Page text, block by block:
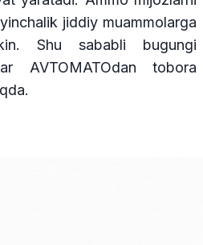
jiddiy muammolarga
Shu sababli bugungi
AVTOMATOdan tobora